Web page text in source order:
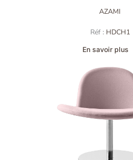
AZAMI
Réf : HDCH1
En savoir plus